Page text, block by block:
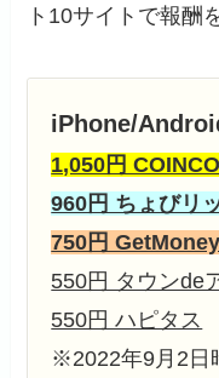
ト10サイトで報酬
iPhone/
1,050円
960円 ちょびリ
750円
550円 タウンde
550円 ハピタス
※2022年9月2日